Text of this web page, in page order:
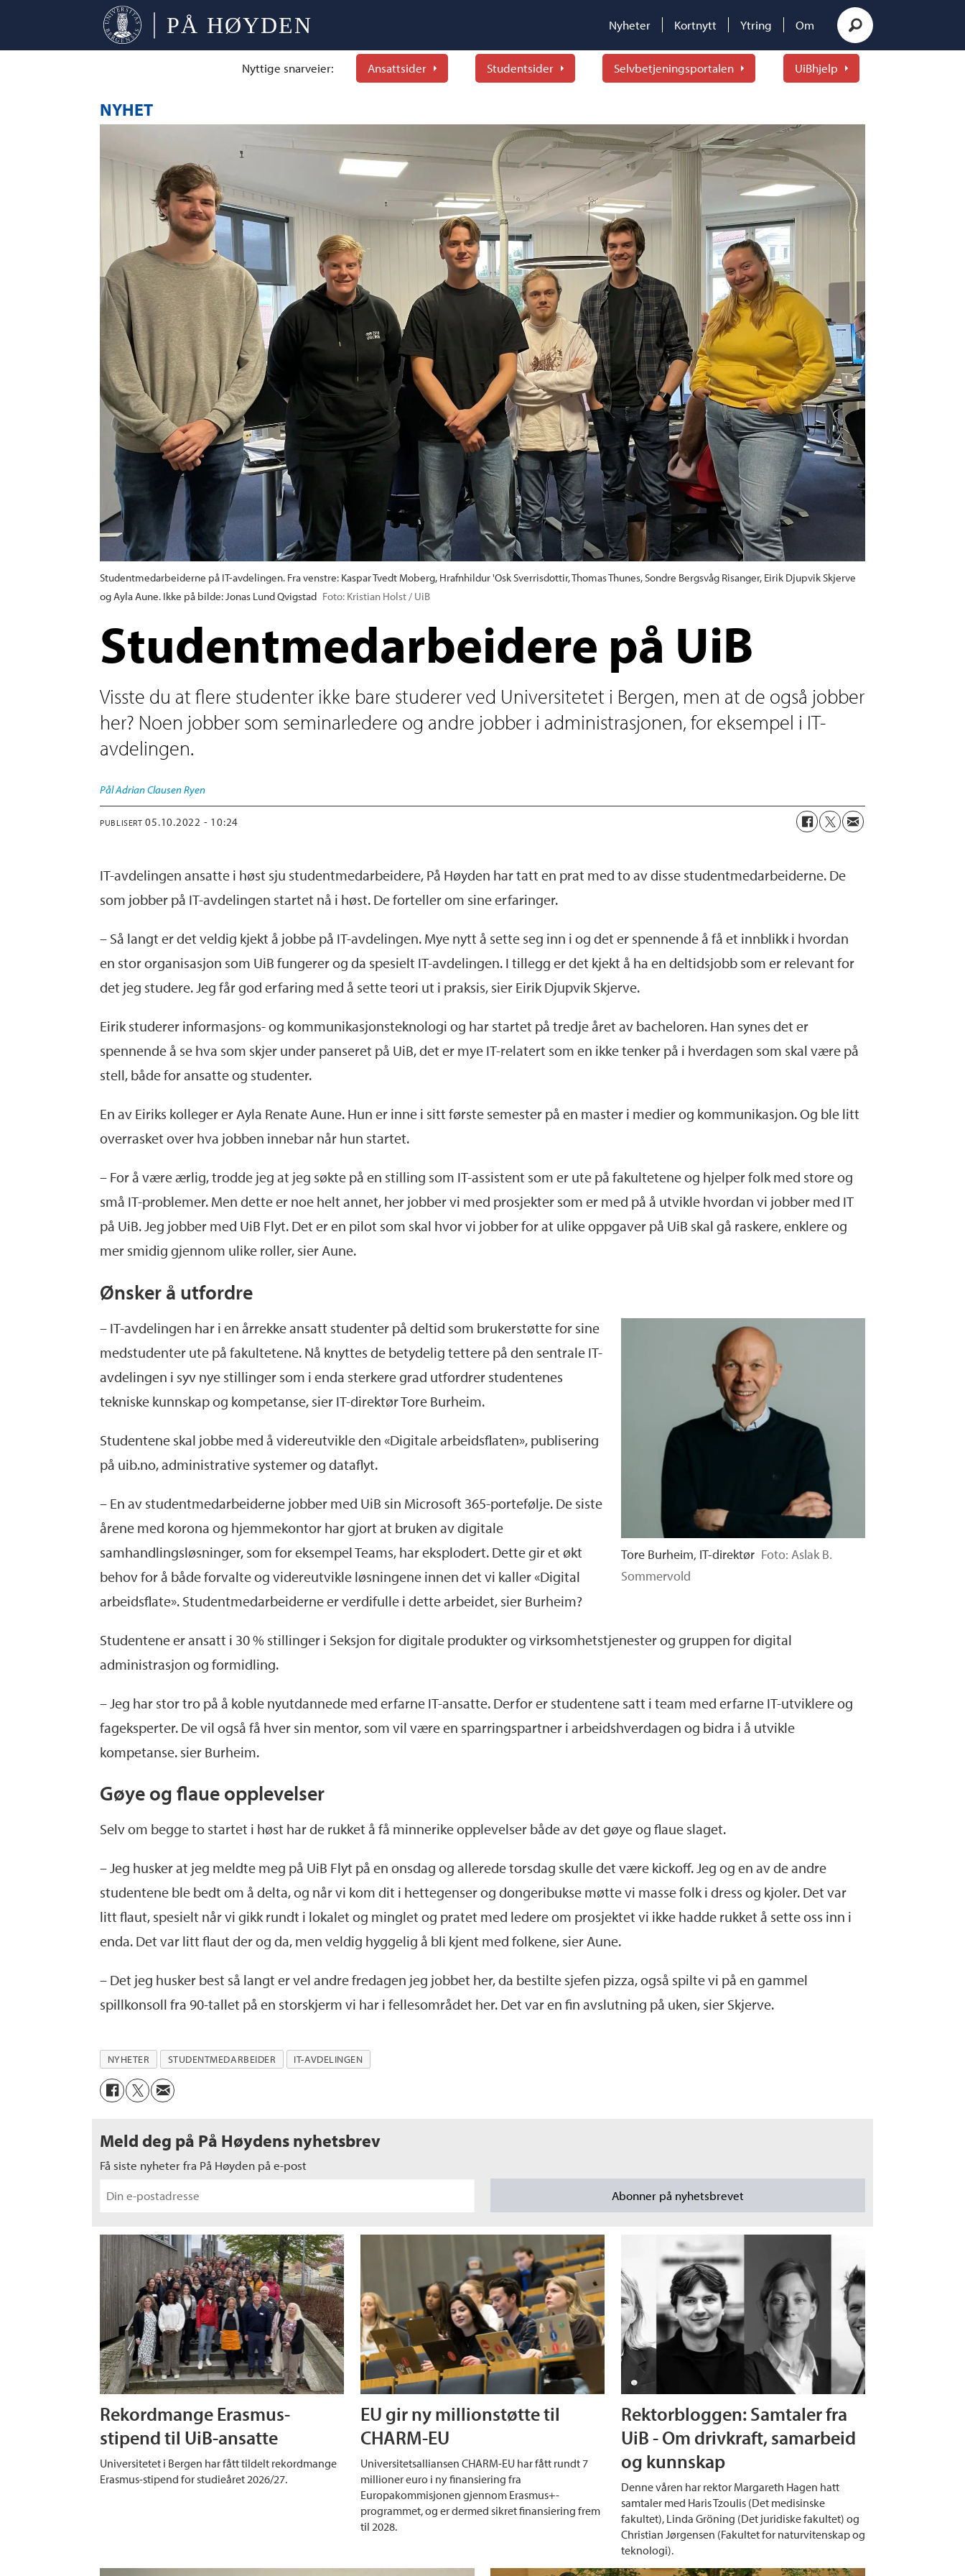
Nyheter Kortnytt Ytring Om
Nyttige snarveier: Ansattsider Studentsider Selvbetjeningsportalen UiBhjelp
NYHET
Studentmedarbeiderne på IT-avdelingen. Fra venstre: Kaspar Tvedt Moberg, Hrafnhildur 'Osk Sverrisdottir, Thomas Thunes, Sondre Bergsvåg Risanger, Eirik Djupvik Skjerve
og Ayla Aune. Ikke på bilde: Jonas Lund Qvigstad Foto: Kristian Holst / UiB
Studentmedarbeidere på UiB
Visste du at flere studenter ikke bare studerer ved Universitetet i Bergen, men at de også jobber
her? Noen jobber som seminarledere og andre jobber i administrasjonen, for eksempel i IT-
avdelingen.
Pål AdrianClausen Ryen
PUBLISERT 05.10.2022 - 10:24
IT-avdelingen ansatte i høst sju studentmedarbeidere, På Høyden har tatt en prat med to av disse studentmedarbeiderne. De
som jobber på IT-avdelingen startet nå i høst. De forteller om sine erfaringer.
– Så langt er det veldig kjekt å jobbe på IT-avdelingen. Mye nytt å sette seg inn i og det er spennende å få et innblikk i hvordan
en stor organisasjon som UiB fungerer og da spesielt IT-avdelingen. I tillegg er det kjekt å ha en deltidsjobb som er relevant for
det jeg studere. Jeg får god erfaring med å sette teori ut i praksis, sier Eirik Djupvik Skjerve.
Eirik studerer informasjons- og kommunikasjonsteknologi og har startet på tredje året av bacheloren. Han synes det er
spennende å se hva som skjer under panseret på UiB, det er mye IT-relatert som en ikke tenker på i hverdagen som skal være på
stell, både for ansatte og studenter.
En av Eiriks kolleger er Ayla Renate Aune. Hun er inne i sitt første semester på en master i medier og kommunikasjon. Og ble litt
overrasket over hva jobben innebar når hun startet.
– For å være ærlig, trodde jeg at jeg søkte på en stilling som IT-assistent som er ute på fakultetene og hjelper folk med store og
små IT-problemer. Men dette er noe helt annet, her jobber vi med prosjekter som er med på å utvikle hvordan vi jobber med IT
på UiB. Jeg jobber med UiB Flyt. Det er en pilot som skal hvor vi jobber for at ulike oppgaver på UiB skal gå raskere, enklere og
mer smidig gjennom ulike roller, sier Aune.
Ønsker å utfordre
Tore Burheim, IT-direktør Foto: Aslak B.
Sommervold
– IT-avdelingen har i en årrekke ansatt studenter på deltid som brukerstøtte for sine
medstudenter ute på fakultetene. Nå knyttes de betydelig tettere på den sentrale IT-
avdelingen i syv nye stillinger som i enda sterkere grad utfordrer studentenes
tekniske kunnskap og kompetanse, sier IT-direktør Tore Burheim.
Studentene skal jobbe med å videreutvikle den «Digitale arbeidsflaten», publisering
på uib.no, administrative systemer og dataflyt.
– En av studentmedarbeiderne jobber med UiB sin Microsoft 365-portefølje. De siste
årene med korona og hjemmekontor har gjort at bruken av digitale
samhandlingsløsninger, som for eksempel Teams, har eksplodert. Dette gir etøkt
behov for å både forvalte og videreutvikle løsningene innen det vi kaller «Digital
arbeidsflate». Studentmedarbeiderne er verdifulle i dette arbeidet, sier Burheim?
Studentene er ansatt i 30 % stillinger i Seksjon for digitale produkter og virksomhetstjenester og gruppen for digital
administrasjon og formidling.
– Jeg har stor tro på å koble nyutdannede med erfarne IT-ansatte. Derfor er studentene satt i team med erfarne IT-utviklere og
fageksperter. De vil også få hver sin mentor, som vil være en sparringspartner i arbeidshverdagen og bidra i å utvikle
kompetanse. sier Burheim.
Gøye og flaue opplevelser
Selv om begge to startet i høst har de rukket å få minnerike opplevelser både av det gøye og flaue slaget.
– Jeg husker at jeg meldte meg på UiB Flyt på en onsdag og allerede torsdag skulle det være kickoff. Jeg og en av de andre
studentene ble bedt om å delta, og når vi kom dit i hettegenser og dongeribukse møtte vi masse folk i dress og kjoler. Det var
litt flaut, spesielt når vi gikk rundt i lokalet og minglet og pratet med ledere om prosjektet vi ikke hadde rukket å sette oss inn i
enda. Det var litt flaut der og da, men veldig hyggelig å bli kjent med folkene, sier Aune.
– Det jeg husker best så langt er vel andre fredagen jeg jobbet her, da bestilte sjefen pizza, også spilte vi på en gammel
spillkonsoll fra 90-tallet på en storskjerm vi har i fellesområdet her. Det var en fin avslutning på uken, sier Skjerve.
NYHETER STUDENTMEDARBEIDER IT-AVDELINGEN
Meld deg på På Høydens nyhetsbrev
Få siste nyheter fra På Høyden på e-post
Rekordmange Erasmus-
stipend til UiB-ansatte
Universitetet i Bergen har fått tildelt rekordmange
Erasmus-stipend for studieåret 2026/27.
EU gir ny millionstøtte til
CHARM-EU
Universitetsalliansen CHARM-EU har fått rundt 7
millioner euro i ny finansiering fra
Europakommisjonen gjennom Erasmus+-
programmet, og er dermed sikret finansiering frem
til 2028.
Rektorbloggen: Samtaler fra
UiB - Om drivkraft, samarbeid
og kunnskap
Denne våren har rektor Margareth Hagen hatt
samtaler med Haris Tzoulis (Det medisinske
fakultet), Linda Gröning (Det juridiske fakultet) og
Christian Jørgensen (Fakultet for naturvitenskap og
teknologi).